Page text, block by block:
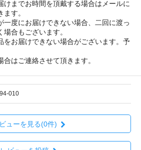
けまでお時間を頂戴する場合はメールに
す。
一度にお届けできない場合、二回に渡っ
合もございます。
をお届けできない場合がございます。予
はご連絡させて頂きます。
010
ューを見る(0件)